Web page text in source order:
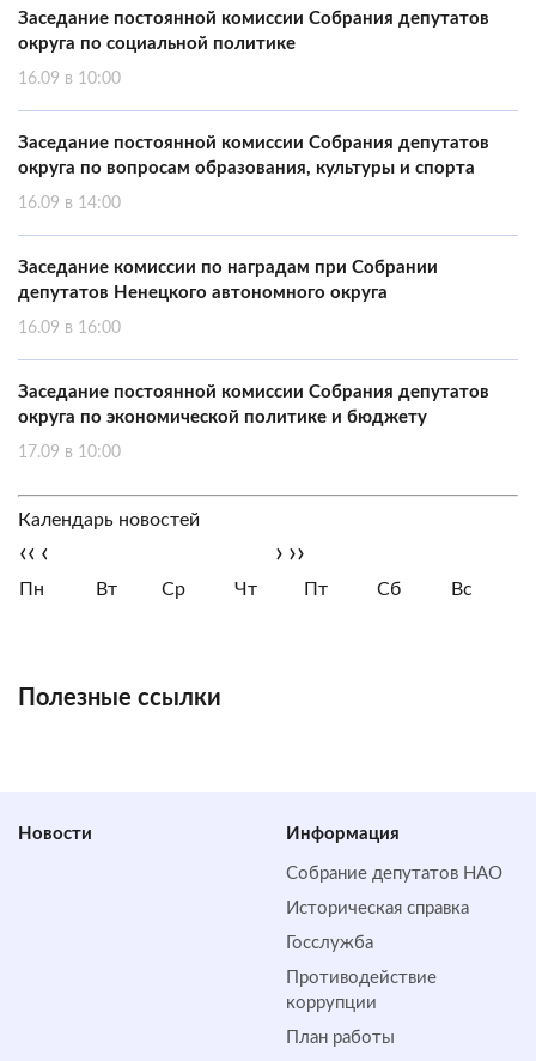
Заседание постоянной комиссии Собрания депутатов
округа по социальной политике
16.09 в 10:00
Заседание постоянной комиссии Собрания депутатов
округа по вопросам образования, культуры и спорта
16.09 в 14:00
Заседание комиссии по наградам при Собрании
депутатов Ненецкого автономного округа
16.09 в 16:00
Заседание постоянной комиссии Собрания депутатов
округа по экономической политике и бюджету
17.09 в 10:00
Календарь новостей
‹‹ ‹ › ››
Пн Вт Ср Чт Пт Сб Вс
Полезные ссылки
Новости Информация
Собрание депутатов НАО
Историческая справка
Госслужба
Противодействие
коррупции
План работы